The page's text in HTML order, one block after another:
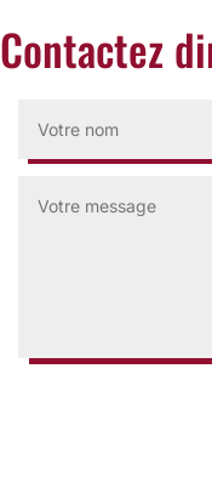
Contactez